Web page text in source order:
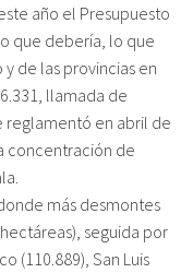
año el Presupuesto
que debería, lo que
de las provincias en
llamada de
reglamentó en abril de
concentración de
más desmontes
seguida por
(110.889), San Luis